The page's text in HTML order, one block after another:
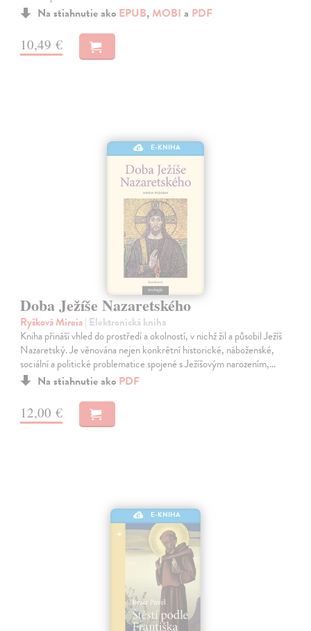
Na stiahnutie ako EPUB, MOBI a PDF
10,49 €
E-KNIHA
Doba Ježíše Nazaretského
Ryšková Mireia| Elektronická kniha
Kniha přináší vhled do prostředí a okolností, v nichž žil a působil Ježíš
Nazaretský. Je věnována nejen konkrétní historické, náboženské,
sociální a politické problematice spojené s Ježíšovým narozením,…
Na stiahnutie ako PDF
12,00 €
E-KNIHA